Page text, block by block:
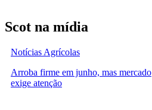
Scot na mídia
Notícias Agrícolas
Arroba firme em junho, mas mercado
exige atenção